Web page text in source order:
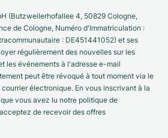
(Butzweilerhofallee 4, 50829 Cologne,
de Cologne, Numéro d'Immatriculation :
: DE451441052) et ses
régulièrement des nouvelles sur les
les événements à l'adresse e-mail
peut être révoqué à tout moment via le
électronique. En vous inscrivant à la
vous avez lu notre politique de
de recevoir des offres